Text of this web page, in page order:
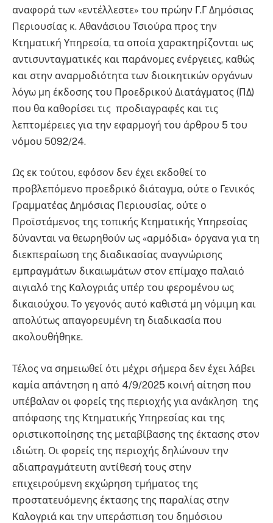
αναφορά των «εντέλλεστε» του πρώην Γ.Γ Δημόσιας
Περιουσίας κ. Αθανάσιου Τσιούρα προς την
Κτηματική Υπηρεσία, τα οποία χαρακτηρίζονται ως
αντισυνταγματικές και παράνομες ενέργειες, καθώς
και στην αναρμοδιότητα των διοικητικών οργάνων
λόγω μη έκδοσης του Προεδρικού Διατάγματος (ΠΔ)
που θα καθορίσει τις προδιαγραφές και τις
λεπτομέρειες για την εφαρμογή του άρθρου 5 του
νόμου 5092/24.
Ως εκ τούτου, εφόσον δεν έχει εκδοθεί το
προβλεπόμενο προεδρικό διάταγμα, ούτε ο Γενικός
Γραμματέας Δημόσιας Περιουσίας, ούτε ο
Προϊστάμενος της τοπικής Κτηματικής Υπηρεσίας
δύνανται να θεωρηθούν ως «αρμόδια» όργανα για τη
διεκπεραίωση της διαδικασίας αναγνώρισης
εμπραγμάτων δικαιωμάτων στον επίμαχο παλαιό
αιγιαλό της Καλογριάς υπέρ του φερομένου ως
δικαιούχου. Το γεγονός αυτό καθιστά μη νόμιμη και
απολύτως απαγορευμένη τη διαδικασία που
ακολουθήθηκε.
Τέλος να σημειωθεί ότι μέχρι σήμερα δεν έχει λάβει
καμία απάντηση η από 4/9/2025 κοινή αίτηση που
υπέβαλαν οι φορείς της περιοχής για ανάκληση της
απόφασης της Κτηματικής Υπηρεσίας και της
οριστικοποίησης της μεταβίβασης της έκτασης στον
ιδιώτη. Οι φορείς της περιοχής δηλώνουν την
αδιαπραγμάτευτη αντίθεσή τους στην
επιχειρούμενη εκχώρηση τμήματος της
προστατευόμενης έκτασης της παραλίας στην
Καλογριά και την υπεράσπιση του δημόσιου